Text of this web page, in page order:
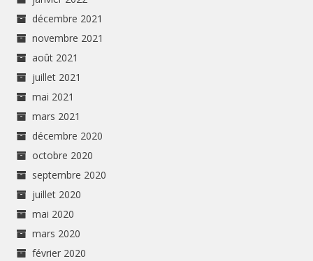
décembre 2021
novembre 2021
août 2021
juillet 2021
mai 2021
mars 2021
décembre 2020
octobre 2020
septembre 2020
juillet 2020
mai 2020
mars 2020
février 2020